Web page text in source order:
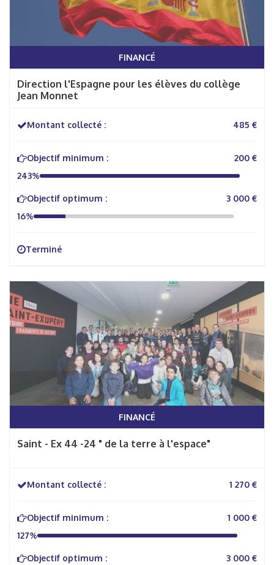
FINANCÉ
Direction l'Espagne pour les élèves du collège
Jean Monnet
Montant collecté : 485 €
Objectif minimum :
200 €
243%
Objectif optimum :
3 000 €
16%
Terminé
FINANCÉ
Saint - Ex 44 -24 " de la terre à l'espace"
Montant collecté : 1 270 €
Objectif minimum :
1 000 €
127%
Objectif optimum :
3 000 €